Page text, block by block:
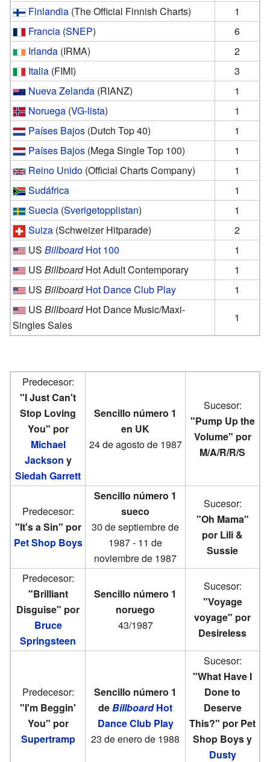
Finlandia (The Official Finnish Charts)
1
Francia (SNEP)
6
Irlanda (IRMA)
2
Italia (FIMI)
3
Nueva Zelanda (RIANZ)
1
Noruega (VG-lista)
1
Países Bajos (Dutch Top 40)
1
Países Bajos (Mega Single Top 100)
1
Reino Unido (Official Charts Company)
1
Sudáfrica
1
Suecia (Sverigetopplistan)
1
Suiza (Schweizer Hitparade)
2
USBillboardHot 100
1
USBillboardHot Adult Contemporary
1
USBillboard Hot Dance Club Play
1
USBillboardHot Dance Music/Maxi-
Singles Sales
1
Predecesor:
"I Just Can't
Stop Loving
You" por
Michael
Jackson y
Siedah Garrett
Sencillo número 1
en UK
24 de agosto de 1987
Sucesor:
"Pump Up the
Volume" por
M/A/R/R/S
Predecesor:
"It's a Sin" por
Pet Shop Boys
Sencillo número 1
sueco
30 de septiembre de
1987 - 11 de
noviembre de 1987
Sucesor:
"Oh Mama"
por Lili &
Sussie
Predecesor:
"Brilliant
Disguise" por
Bruce
Springsteen
Sencillo número 1
noruego
43/1987
Sucesor:
"Voyage
voyage" por
Desireless
Predecesor:
"I'm Beggin'
You" por
Supertramp
Sencillo número 1
deBillboardHot
Dance Club Play
23 de enero de 1988
Sucesor:
"What Have I
Done to
Deserve
This?" por Pet
Shop Boys y
Dusty